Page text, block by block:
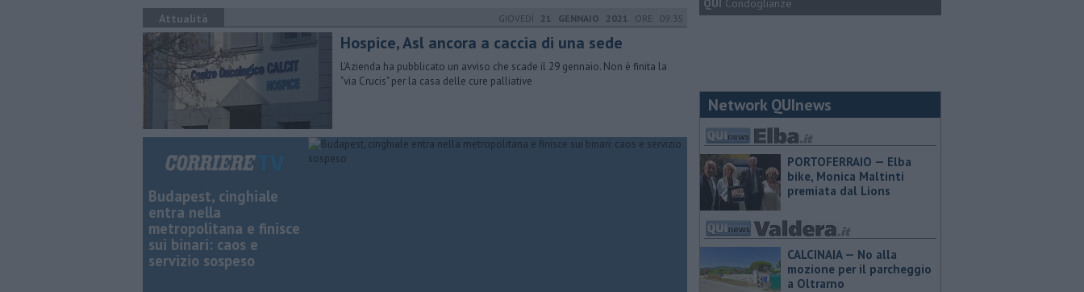
Attualità GIOVEDÌ 21 GENNAIO 2021 ORE 09:35
Hospice, Asl ancora a caccia di una sede
L'Azienda ha pubblicato un avviso che scade il 29 gennaio. Non è finita la
"via Crucis" per la casa delle cure palliative
Budapest, cinghiale
entra nella
metropolitana e finisce
sui binari: caos e
servizio sospeso
QUI Condoglianze
Network QUInews
PORTOFERRAIO — Elba
bike, Monica Maltinti
premiata dal Lions
CALCINAIA — No alla
mozione per il parcheggio
a Oltrarno